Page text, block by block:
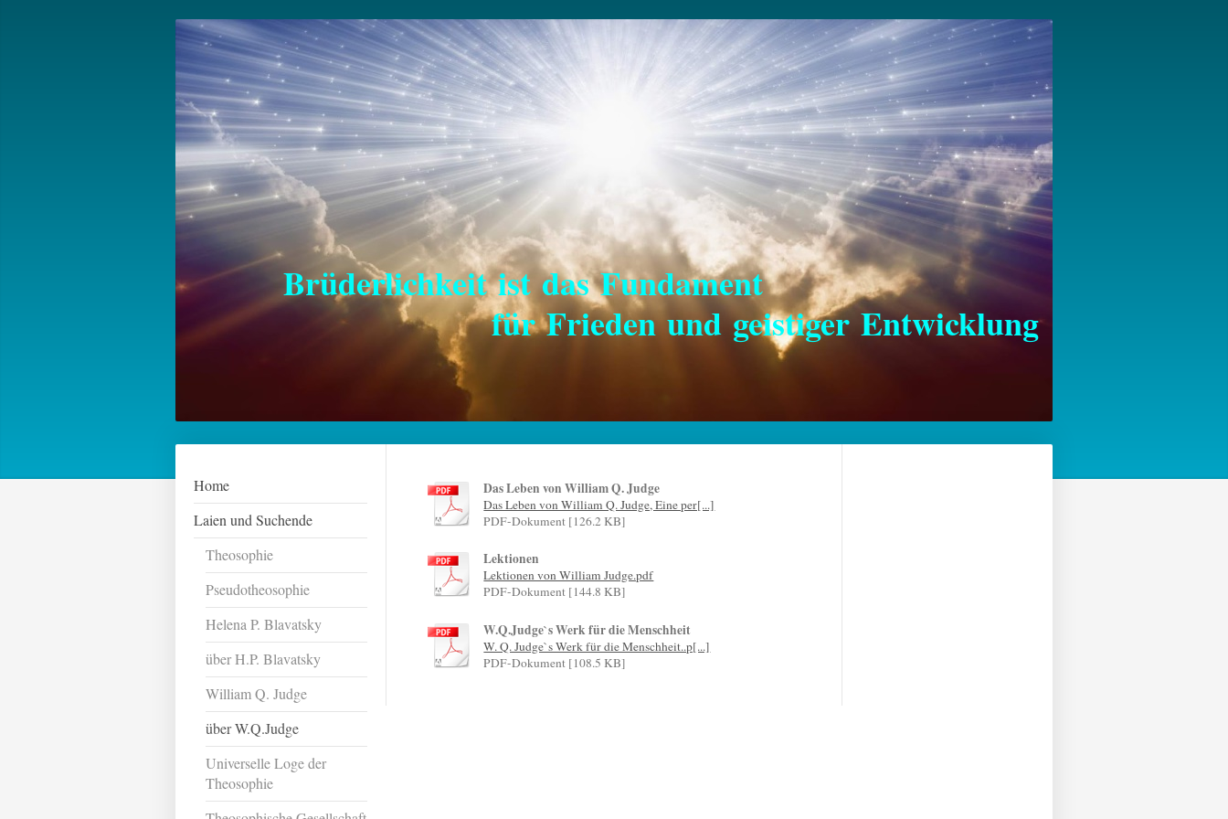
Brüderlichkeit ist das Fundament
für Frieden und geistiger Entwicklung
Home
Laien und Suchende
Theosophie
Pseudotheosophie
Helena P. Blavatsky
über H.P. Blavatsky
William Q. Judge
über W.Q.Judge
Universelle Loge der
Theosophie
Das Leben von William Q. Judge
Das Leben von William Q. Judge, Eine per[...]
PDF-Dokument [126.2 KB]
Lektionen
Lektionen von William Judge.pdf
PDF-Dokument [144.8 KB]
W.Q.Judge`s Werk für die Menschheit
W. Q. Judge`s Werk für die Menschheit..p[...]
PDF-Dokument [108.5 KB]